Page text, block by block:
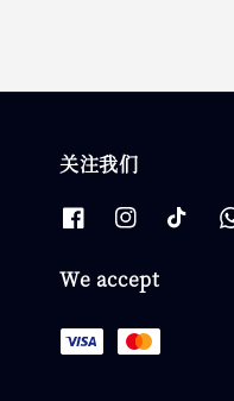
关注我们
We accept